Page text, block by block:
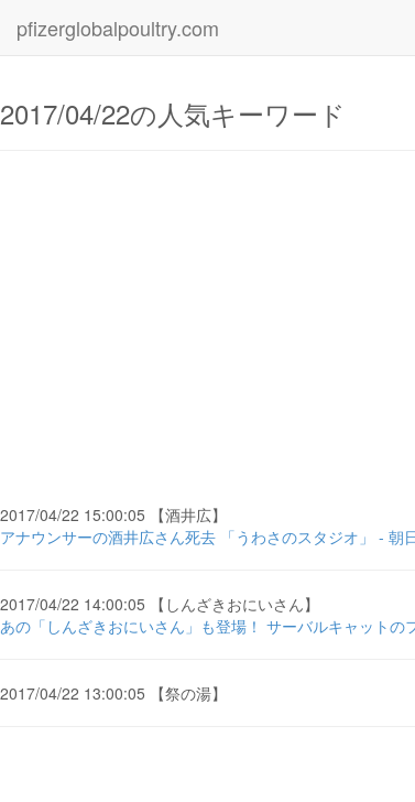
pfizerglobalpoultry.com
2017/04/22の人気キーワード
2017/04/22 15:00:05 【酒井広】
アナウンサーの酒井広さん死去 「うわさのスタジオ」 - 朝
2017/04/22 14:00:05 【しんざきおにいさん】
あの「しんざきおにいさん」も登場！ サーバルキャット
2017/04/22 13:00:05 【祭の湯】